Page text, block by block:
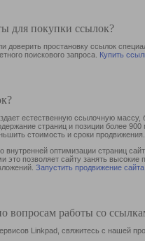
для покупки ссылок?
доверить простановку ссылок
поискового запроса. Купить
естественную ссылочную
страниц и позиции более
стоимость и сроки продвижения.
оптимизации страниц
это позволяет сайту занять
Запустить продвижение сайта
вопросам работы со
Linkpad, свяжитесь с нашей